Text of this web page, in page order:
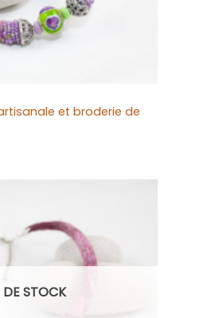
et broderie de
DE STOCK